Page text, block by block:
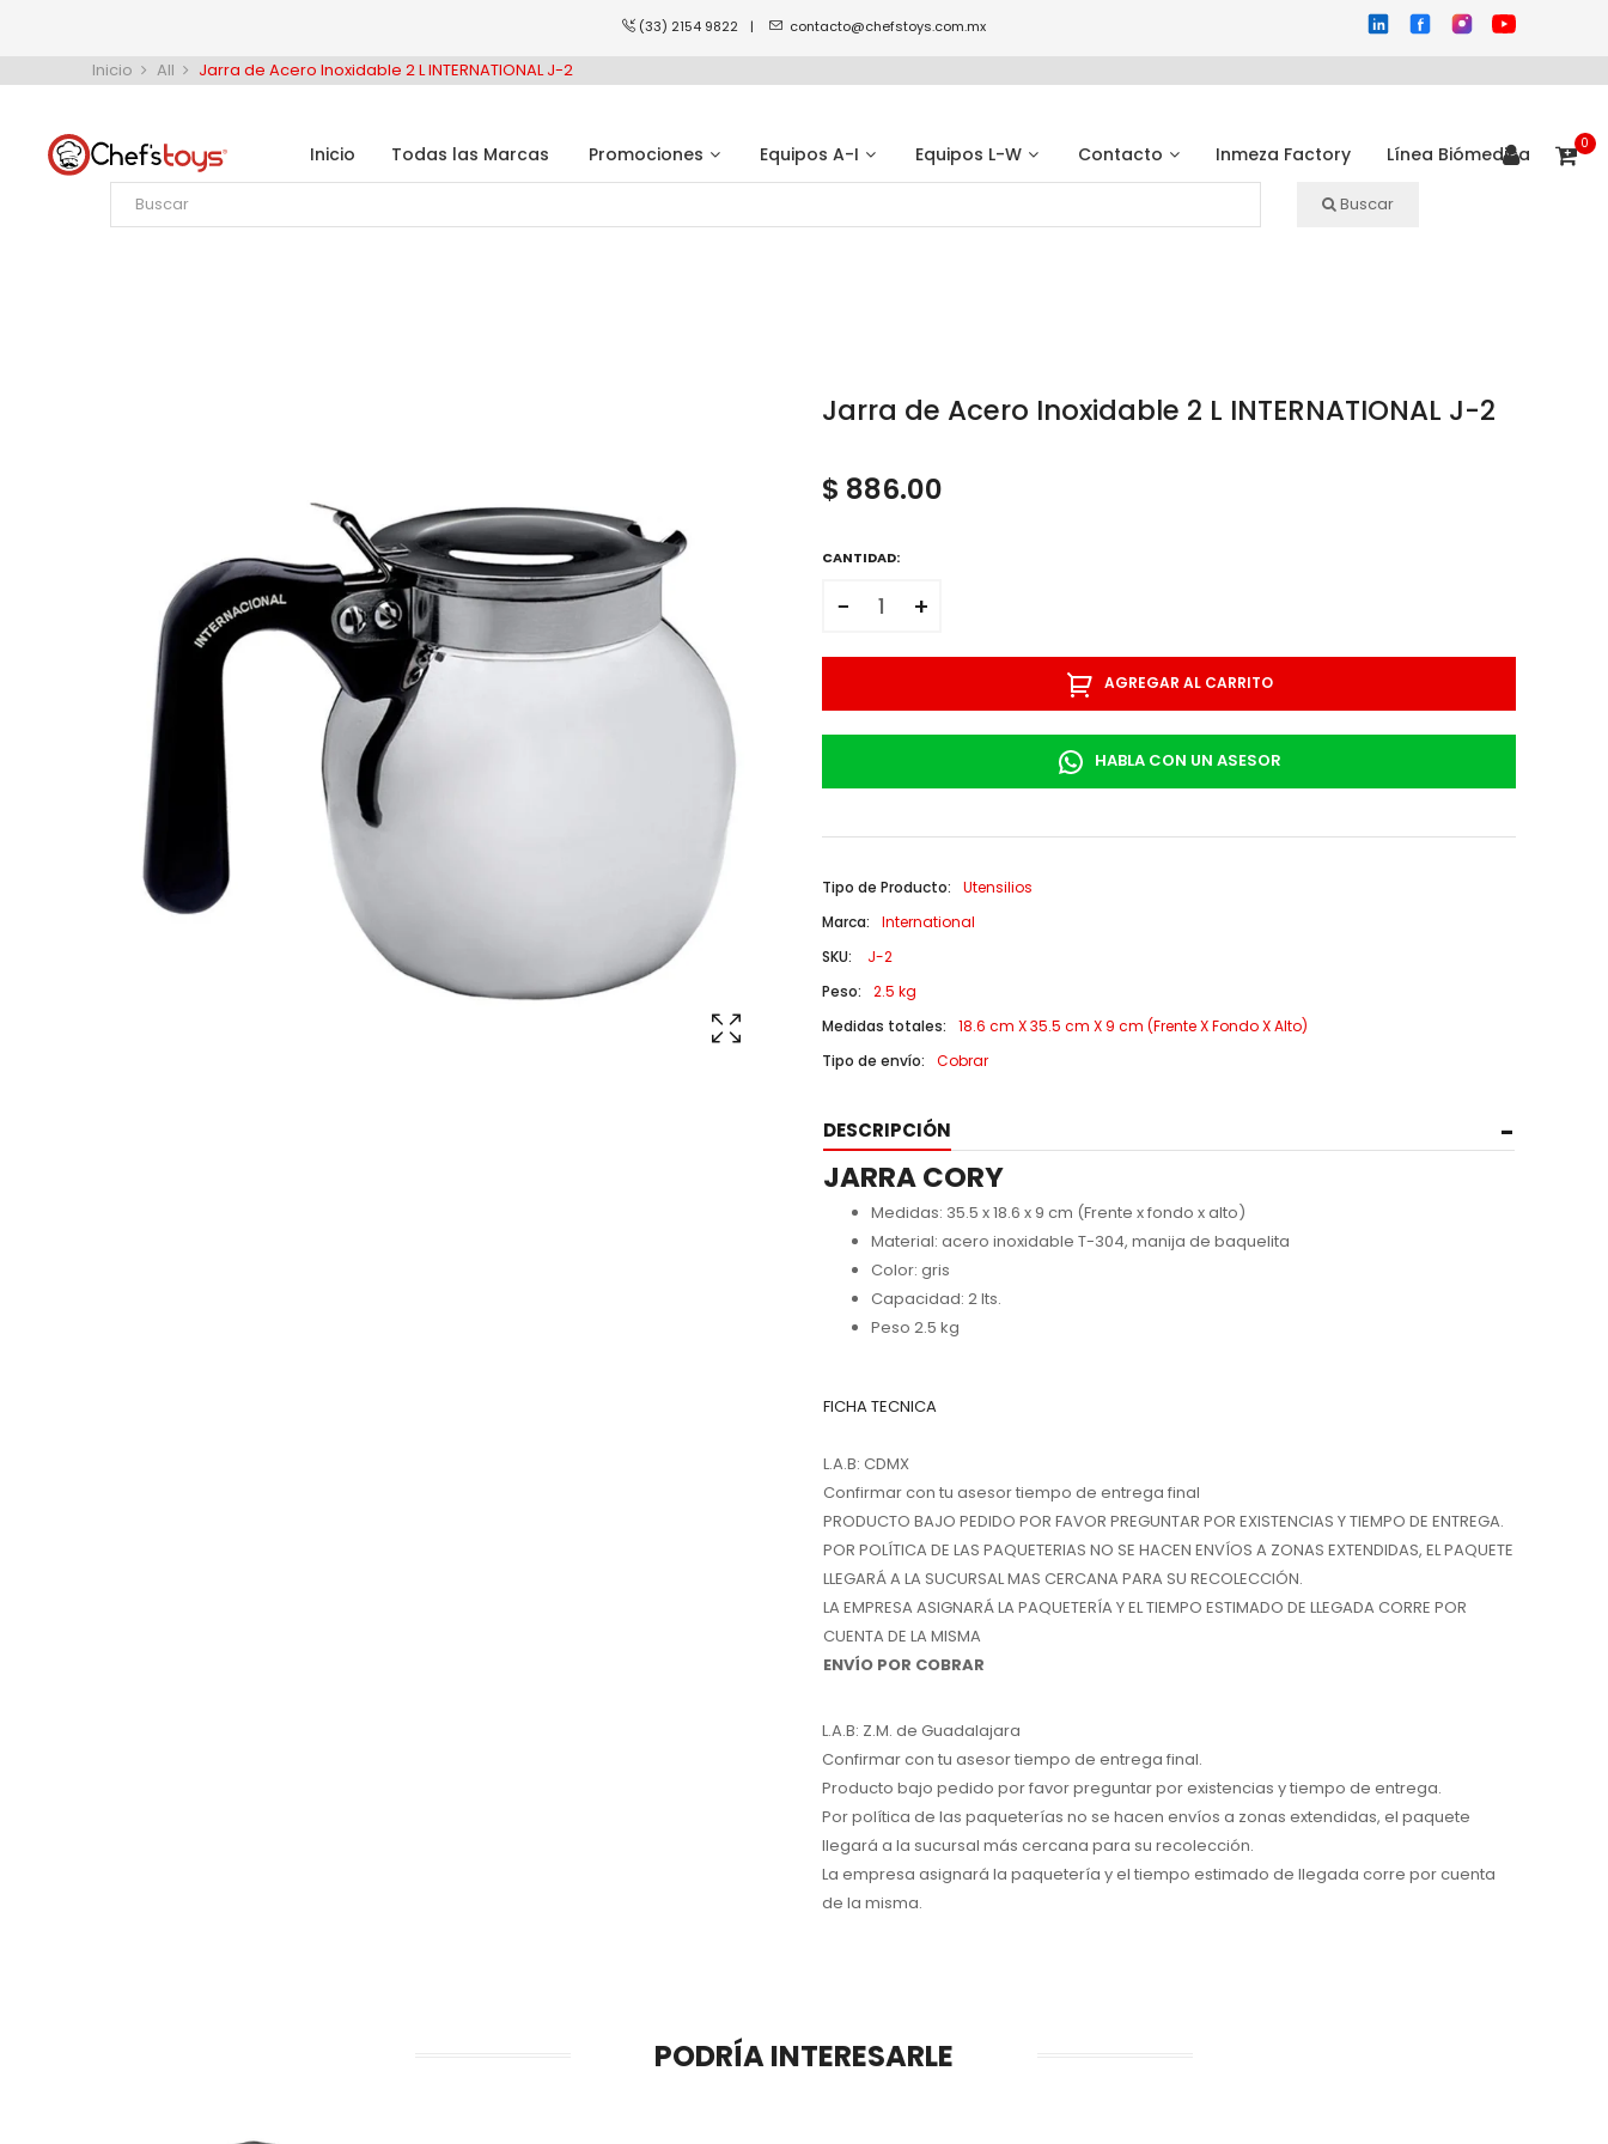
(33) 2154 9822 | contacto@chefstoys.com.mx
Inicio Todas las Marcas Promociones Equipos A-I Equipos L-W Contacto Inmeza Factory Línea Biómedica 0
Buscar
Inicio All Jarra de Acero Inoxidable 2 L INTERNATIONAL J-2
Jarra de Acero Inoxidable 2 L INTERNATIONAL J-2
$ 886.00
CANTIDAD:
− +
AGREGAR AL CARRITO
HABLA CON UN ASESOR
Tipo de Producto:
Utensilios
Marca:
International
SKU:
J-2
Peso:
2.5 kg
Medidas totales:
18.6 cm X 35.5 cm X 9 cm (Frente X Fondo X Alto)
Tipo de envío:
Cobrar
DESCRIPCIÓN
JARRA CORY
Medidas: 35.5 x 18.6 x 9 cm (Frente x fondo x alto)
Material: acero inoxidable T-304, manija de baquelita
Color: gris
Capacidad: 2 lts.
Peso 2.5 kg
FICHA TECNICA
L.A.B: CDMX
Confirmar con tu asesor tiempo de entrega final
PRODUCTO BAJO PEDIDO POR FAVOR PREGUNTAR POR EXISTENCIAS Y TIEMPO DE ENTREGA.
POR POLÍTICA DE LAS PAQUETERIAS NO SE HACEN ENVÍOS A ZONAS EXTENDIDAS, EL PAQUETE
LLEGARÁ A LA SUCURSAL MAS CERCANA PARA SU RECOLECCIÓN.
LA EMPRESA ASIGNARÁ LA PAQUETERÍA Y EL TIEMPO ESTIMADO DE LLEGADA CORRE POR
CUENTA DE LA MISMA
ENVÍO POR COBRAR
L.A.B: Z.M. de Guadalajara
Confirmar con tu asesor tiempo de entrega final.
Producto bajo pedido por favor preguntar por existencias y tiempo de entrega.
Por política de las paqueterías no se hacen envíos a zonas extendidas, el paquete
llegará a la sucursal más cercana para su recolección.
La empresa asignará la paquetería y el tiempo estimado de llegada corre por cuenta
de la misma.
PODRÍA INTERESARLE